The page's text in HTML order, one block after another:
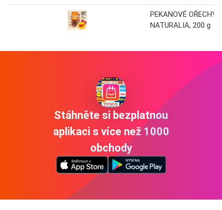
PEKANOVÉ OŘECHY
NATURALIA, 200 g
Stáhněte si bezplatnou
aplikaci s více než 1000
obchody